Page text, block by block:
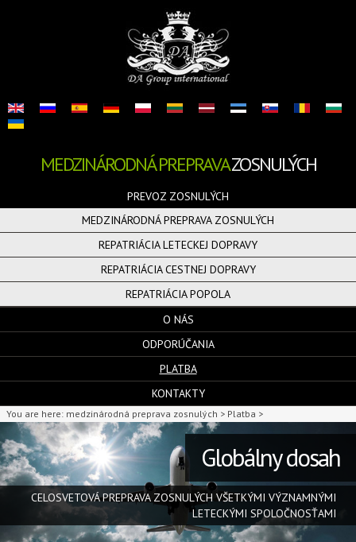
MEDZINÁRODNÁ PREPRAVAZOSNULÝCH
PREVOZ ZOSNULÝCH
MEDZINÁRODNÁ PREPRAVA ZOSNULÝCH
REPATRIÁCIA LETECKEJ DOPRAVY
REPATRIÁCIA CESTNEJ DOPRAVY
REPATRIÁCIA POPOLA
O NÁS
ODPORÚČANIA
PLATBA
KONTAKTY
You are here: medzinárodná preprava zosnulých > Platba >
Globálny dosah
CELOSVETOVÁ PREPRAVA ZOSNULÝCH VŠETKÝMI VÝZNAMNÝMI
LETECKÝMI SPOLOČNOSŤAMI